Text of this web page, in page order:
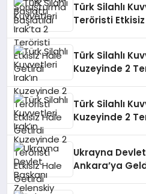
Türk Silahlı
Teröristi
Türk Silahlı
Kuzeyinde 2
Türk Silahlı
Kuzeyinde 2
Ukrayna
Ankara’ya